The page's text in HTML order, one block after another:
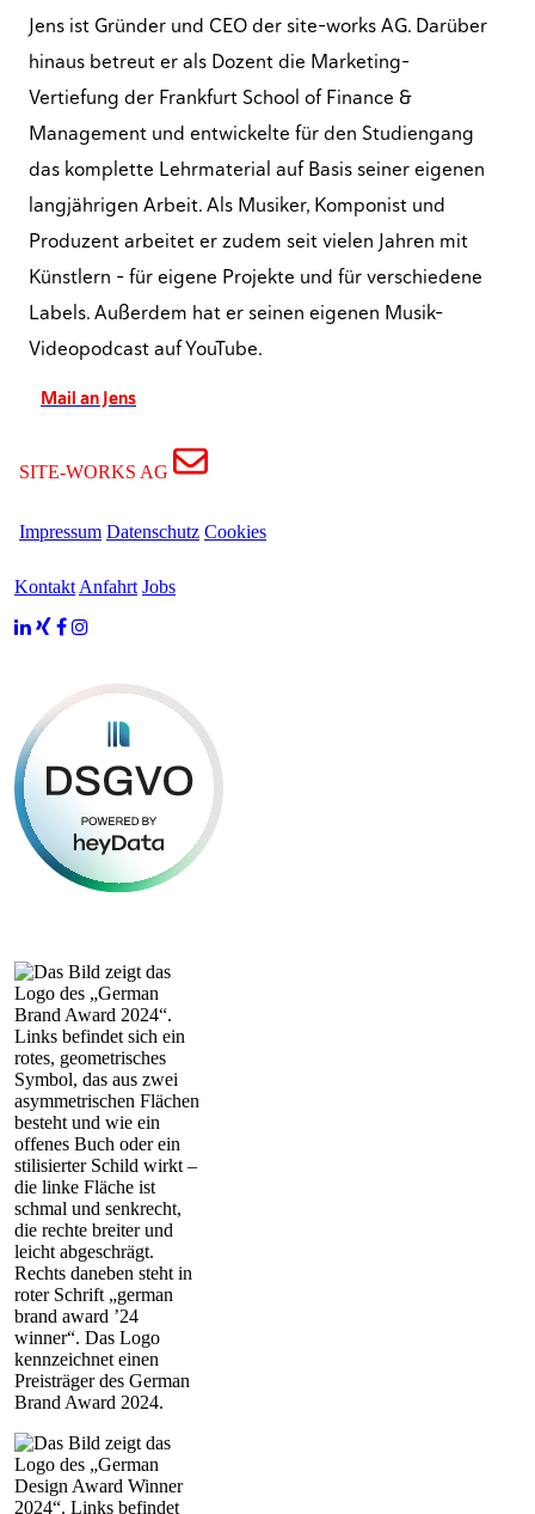
Jens ist Gründer und CEO der site-works AG. Darüber
hinaus betreut er als Dozent die Marketing-
Vertiefung der Frankfurt School of Finance &
Management und entwickelte für den Studiengang
das komplette Lehrmaterial auf Basis seiner eigenen
langjährigen Arbeit. Als Musiker, Komponist und
Produzent arbeitet er zudem seit vielen Jahren mit
Künstlern – für eigene Projekte und für verschiedene
Labels. Außerdem hat er seinen eigenen Musik-
Videopodcast auf YouTube.
Mail an Jens
SITE-WORKS AG
Impressum Datenschutz Cookies
Kontakt Anfahrt Jobs